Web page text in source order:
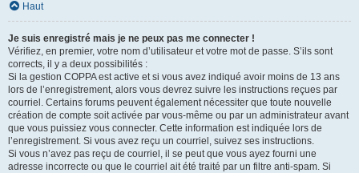
Haut
Je suis enregistré mais je ne peux pas me connecter !
Vérifiez, en premier, votre nom d’utilisateur et votre mot de passe. S’ils sont
corrects, il y a deux possibilités :
Si la gestion COPPA est active et si vous avez indiqué avoir moins de 13 ans
lors de l’enregistrement, alors vous devrez suivre les instructions reçues par
courriel. Certains forums peuvent également nécessiter que toute nouvelle
création de compte soit activée par vous-même ou par un administrateur avant
que vous puissiez vous connecter. Cette information est indiquée lors de
l’enregistrement. Si vous avez reçu un courriel, suivez ses instructions.
Si vous n’avez pas reçu de courriel, il se peut que vous ayez fourni une
adresse incorrecte ou que le courriel ait été traité par un filtre anti-spam. Si